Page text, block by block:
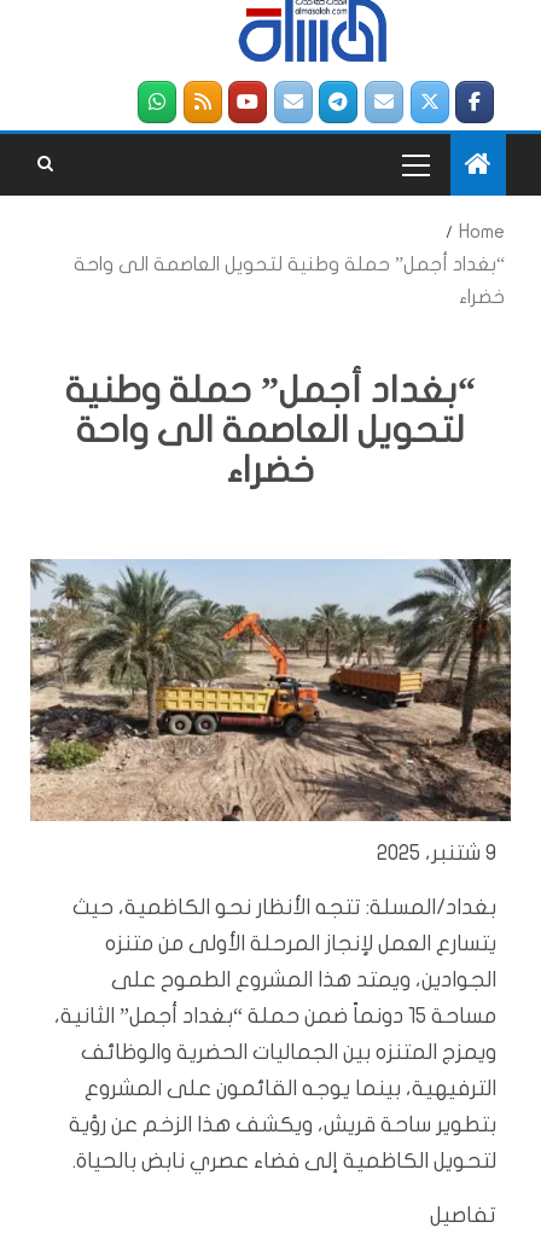
Home
“بغداد أجمل” حملة وطنية لتحويل العاصمة الى واحة
خضراء
“بغداد أجمل” حملة وطنية
لتحويل العاصمة الى واحة
خضراء
9 شتنبر، 2025
بغداد/المسلة: تتجه الأنظار نحو الكاظمية، حيث
يتسارع العمل لإنجاز المرحلة الأولى من متنزه
الجوادين، ويمتد هذا المشروع الطموح على
مساحة 15 دونماً ضمن حملة “بغداد أجمل” الثانية،
ويمزج المتنزه بين الجماليات الحضرية والوظائف
الترفيهية، بينما يوجه القائمون على المشروع
بتطوير ساحة قريش، ويكشف هذا الزخم عن رؤية
لتحويل الكاظمية إلى فضاء عصري نابض بالحياة.
تفاصيل